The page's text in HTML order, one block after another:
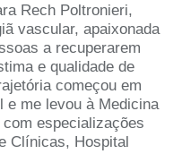
Rech Poltronieri,
vascular, apaixonada
a recuperarem
e qualidade de
começou em
e me levou à Medicina
especializações
Clínicas, Hospital